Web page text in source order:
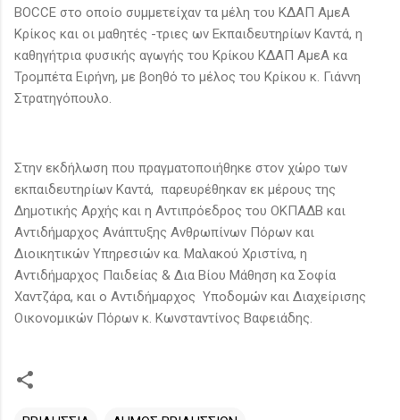
BOCCE στο οποίο συμμετείχαν τα μέλη του ΚΔΑΠ ΑμεΑ
Κρίκος και οι μαθητές -τριες ων Εκπαιδευτηρίων Καντά, η
καθηγήτρια φυσικής αγωγής του Κρίκου ΚΔΑΠ ΑμεΑ κα
Τρομπέτα Ειρήνη, με βοηθό το μέλος του Κρίκου κ. Γιάννη
Στρατηγόπουλο.
Στην εκδήλωση που πραγματοποιήθηκε στον χώρο των
εκπαιδευτηρίων Καντά, παρευρέθηκαν εκ μέρους της
Δημοτικής Αρχής και η Αντιπρόεδρος του ΟΚΠΑΔΒ και
Αντιδήμαρχος Ανάπτυξης Ανθρωπίνων Πόρων και
Διοικητικών Υπηρεσιών κα. Μαλακού Χριστίνα, η
Αντιδήμαρχος Παιδείας & Δια Βίου Μάθηση κα Σοφία
Χαντζάρα, και ο Αντιδήμαρχος Υποδομών και Διαχείρισης
Οικονομικών Πόρων κ. Κωνσταντίνος Βαφειάδης.